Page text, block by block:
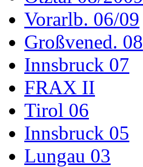
Vorarlb. 06/09
Großvened. 08
Innsbruck 07
FRAX II
Tirol 06
Innsbruck 05
Lungau 03